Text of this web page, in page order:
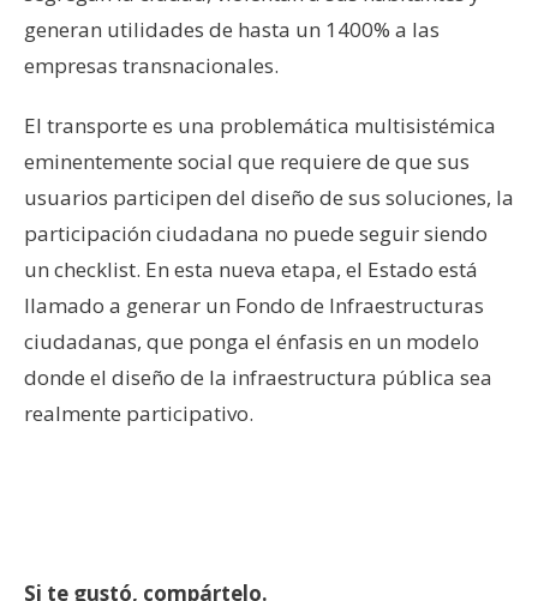
generan utilidades de hasta un 1400% a las
empresas transnacionales.
El transporte es una problemática multisistémica
eminentemente social que requiere de que sus
usuarios participen del diseño de sus soluciones, la
participación ciudadana no puede seguir siendo
un checklist. En esta nueva etapa, el Estado está
llamado a generar un Fondo de Infraestructuras
ciudadanas, que ponga el énfasis en un modelo
donde el diseño de la infraestructura pública sea
realmente participativo.
Si te gustó, compártelo.